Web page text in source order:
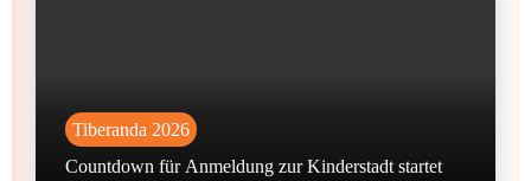
Tiberanda 2026
Countdown für Anmeldung zur Kinderstadt startet